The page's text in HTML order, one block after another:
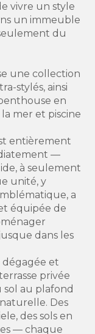
vivre un style
un immeuble
du
une collection
stylés, ainsi
en
mer et piscine
entièrement
—
à seulement
unité, y
a
équipée de
dans les
dégagée et
privée
sol au plafond
Des
des sols en
— chaque